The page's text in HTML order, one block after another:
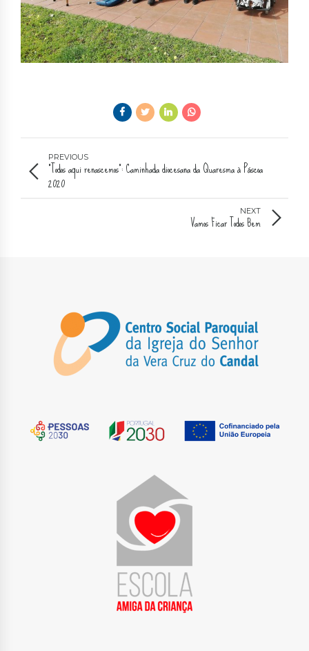
PREVIOUS
“Todos aqui renascemos”: Caminhada diocesana da Quaresma à Páscoa
2020
NEXT
Vamos Ficar Todos Bem